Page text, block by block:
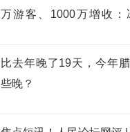
万游客、1000万增收：
比去年晚了19天，今年
些晚？